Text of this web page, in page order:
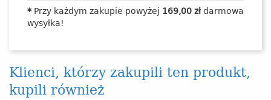
* Przy każdym zakupie powyżej 169,00 złdarmowa
wysyłka!
Klienci, którzy zakupili ten produkt,
kupili również